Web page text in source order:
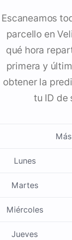
Escaneamos
parcello en
qué hora
primera y
obtener la
tu ID de
Lunes
Martes
Miércoles
Jueves